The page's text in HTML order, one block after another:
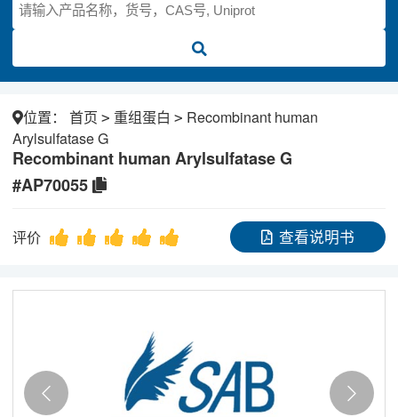
ELISA试剂盒
重组蛋白
实验操作方案
位置： 首页 > 重组蛋白 > Recombinant human
Arylsulfatase G
Recombinant human Arylsulfatase G
#AP70055
评价 查看说明书